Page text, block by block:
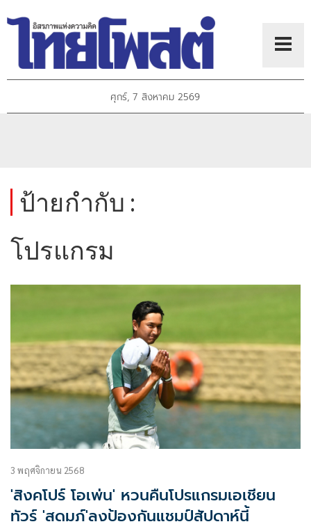
ศุกร์, 7 สิงหาคม 2569
ป้ายกำกับ :
โปรแกรม
3 พฤศจิกายน 2568
'สิงคโปร์ โอเพ่น' หวนคืนโปรแกรมเอเชียน
ทัวร์ 'สดมภ์'ลงป้องกันแชมป์สัปดาห์นี้